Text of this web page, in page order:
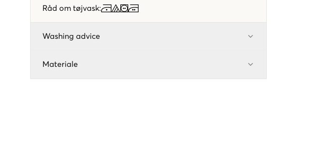
Råd om tøjvask:
Washing advice
Materiale